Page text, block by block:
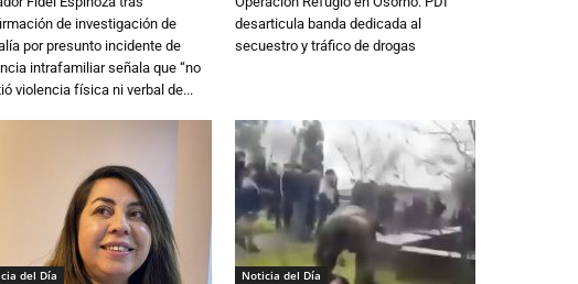
de investigación de
por presunto incidente de
intrafamiliar señala que “no
violencia física ni verbal de...
desarticula banda dedicada al
secuestro y tráfico de drogas
del Día Noticia del Día